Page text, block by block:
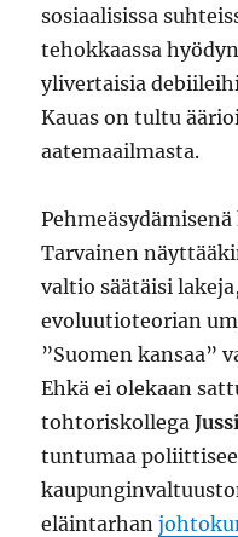
sosiaalisissa
tehokkaassa
ylivertaisia
Kauas on tultu
aatemaailmasta.
Tarvainen
valtio säätäisi
evoluutioteorian
”Suomen kansaa”
Ehkä ei olekaan
tohtoriskollega
tuntumaa
eläintarhan